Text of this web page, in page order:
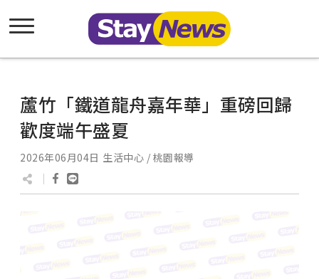
蘆竹「鐵道龍舟嘉年華」重磅回歸
歡度端午盛夏
2026年06月04日 生活中心 / 桃園報導